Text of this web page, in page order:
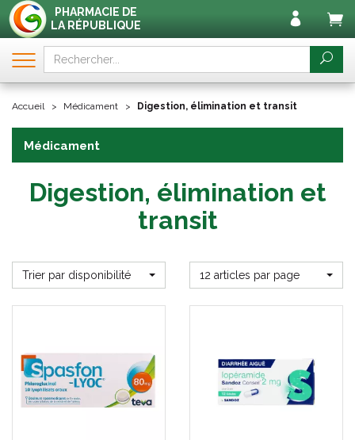
PHARMACIE DE
LA RÉPUBLIQUE
Accueil Médicament Digestion, élimination et transit
Médicament
Digestion, élimination et
transit
Trier par disponibilité 12 articles par page